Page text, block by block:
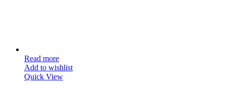
Read more
Add to wishlist
Quick View